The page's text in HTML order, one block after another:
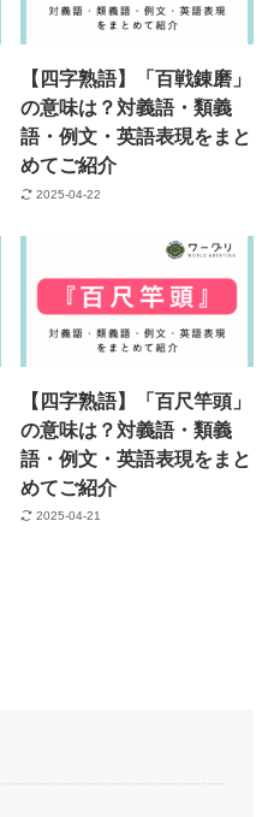
【四字熟語】「百戦錬磨」
の意味は？対義語・類義
語・例文・英語表現をまと
めてご紹介
2025-04-22
【四字熟語】「百尺竿頭」
の意味は？対義語・類義
語・例文・英語表現をまと
めてご紹介
2025-04-21